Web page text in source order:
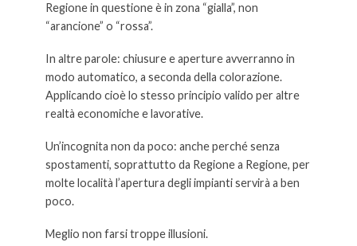
Regione in questione è in zona “gialla”, non
“arancione” o “rossa”.
In altre parole: chiusure e aperture avverranno in
modo automatico, a seconda della colorazione.
Applicando cioè lo stesso principio valido per altre
realtà economiche e lavorative.
Un’incognita non da poco: anche perché senza
spostamenti, soprattutto da Regione a Regione, per
molte località l’apertura degli impianti servirà a ben
poco.
Meglio non farsi troppe illusioni.